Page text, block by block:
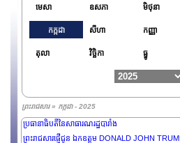
មេសា ឧសភា មិថុនា
កក្កដា សីហា កញ្ញា
តុលា វិច្ឆិកា ធ្នូ
ព្រះរាជសារ » កក្កដា - 2025
ព្រះរាជសារផ្ញើជូន ឯកឧត្តម ABDEL FATTAH AL SISI
ប្រធានាធិបតីនៃសាធារណរដ្ឋអារ៉ាប់អេហ្សីប
រាជសារផ្ញើជូន ឯកឧត្តម GUSTAVO PETRO ប្រធានា
ព្រះរាជសារផ្ញើថ្វាយព្រះករុណាព្រះបាទ PHILIPPE
ព្រះមហាក្សត្រនៃព្រះរាជាណាចក្រប៊ែលហ្សិច
RASHID ប្រធានាធិបតីនៃសាធារណរដ្ឋអ៊ីរ៉ាក់
ព្រះរាជសារផ្ញើជូន ឯកឧត្តម EMMANUEL MACRON
ប្រធានាធិបតីនៃសាធារណរដ្ឋបារាំង
ព្រះរាជសារផ្ញើជូន ឯកឧត្តម DONALD JOHN